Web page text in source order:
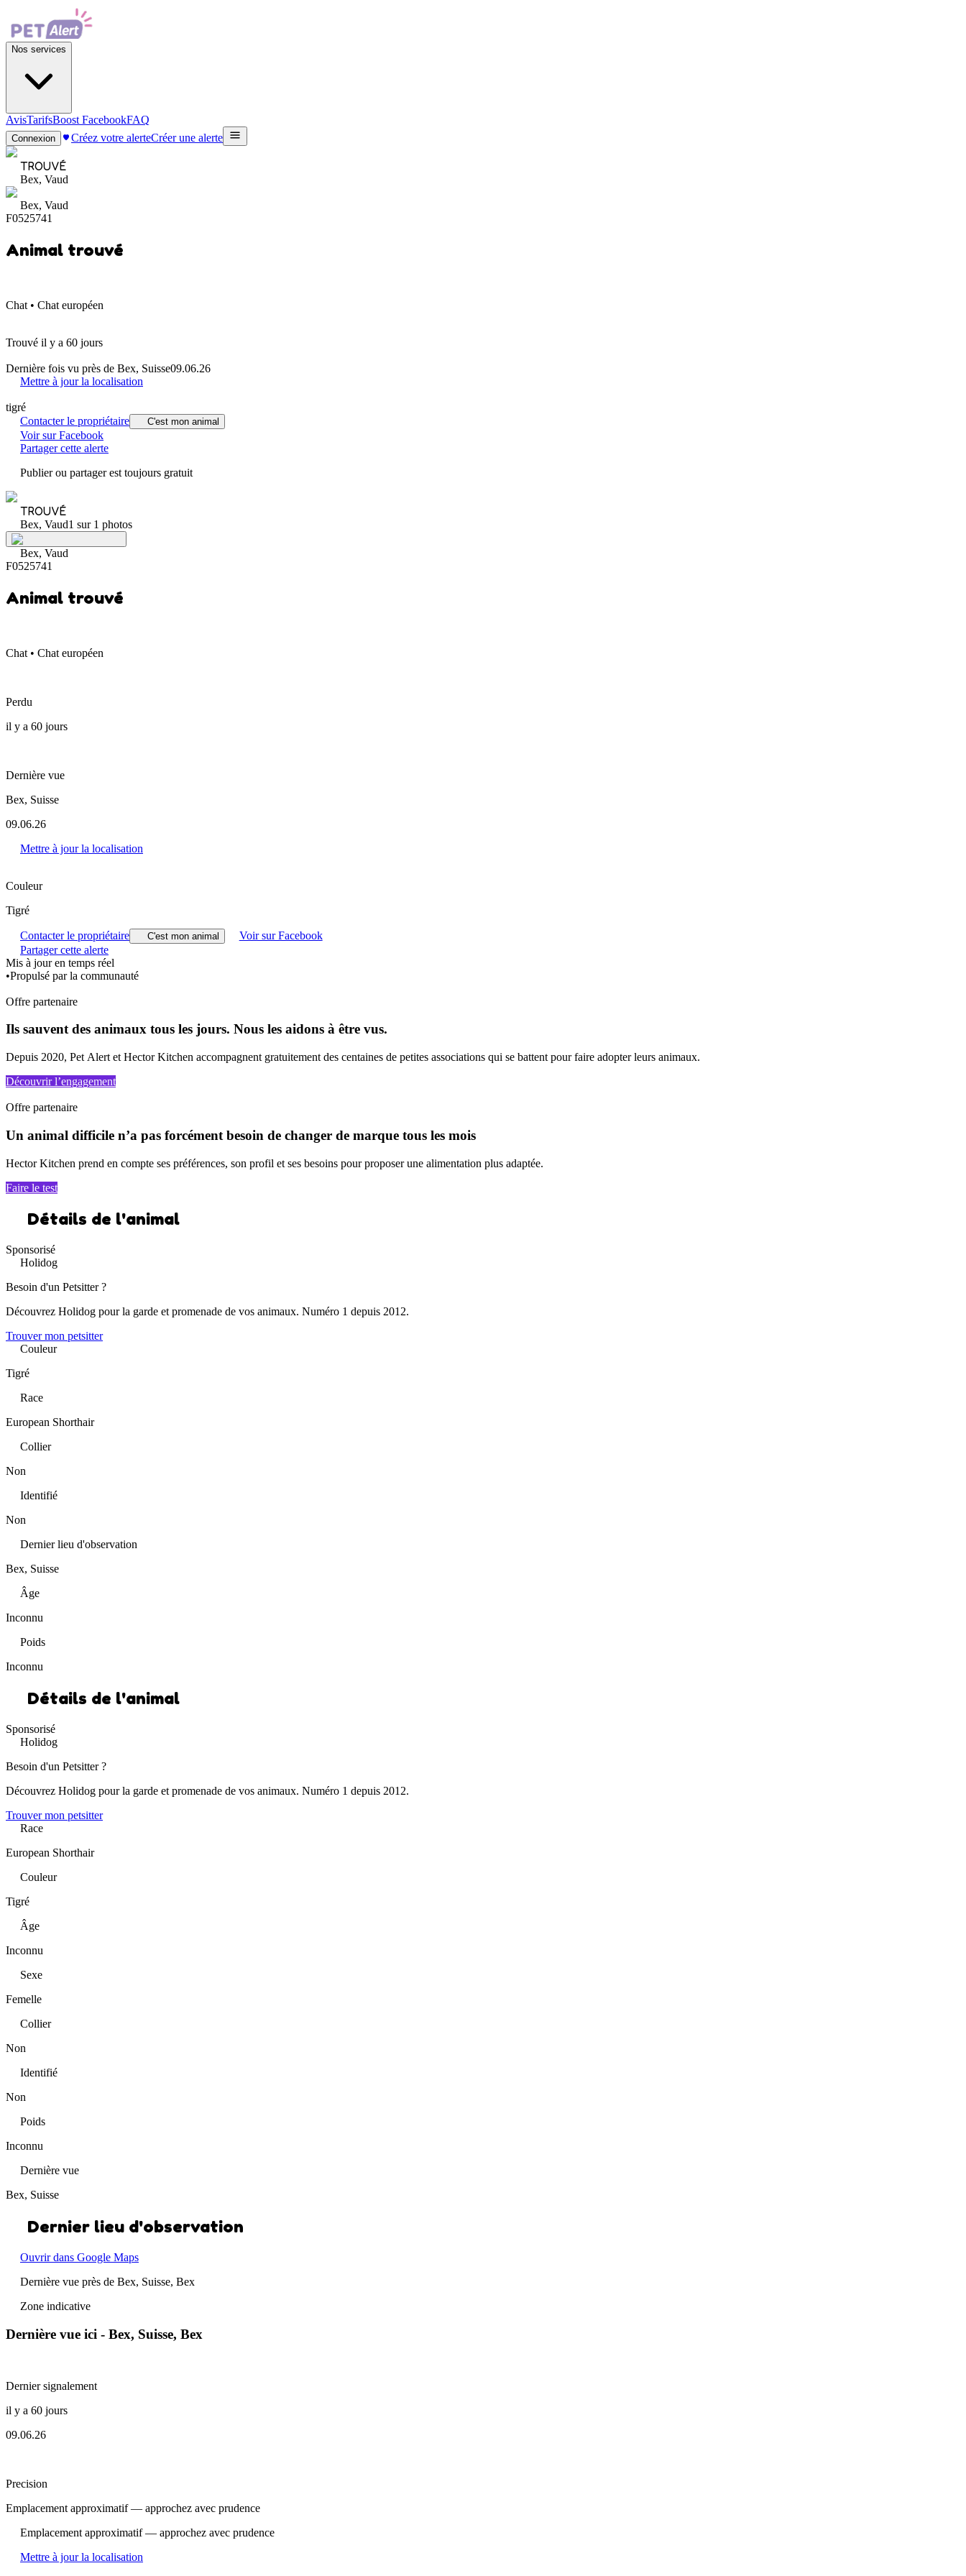
Nos services
AvisTarifsBoost FacebookFAQ
Connexion Créez votre alerteCréer une alerte
TROUVÉ
Bex, Vaud
Bex, Vaud
F0525741
Animal trouvé
Chat • Chat européen
Trouvé il y a 60 jours
Dernière fois vu près de Bex, Suisse09.06.26
Mettre à jour la localisation
tigré
Contacter le propriétaire
C'est mon animal
Voir sur Facebook
Partager cette alerte
Publier ou partager est toujours gratuit
TROUVÉ
Bex, Vaud1 sur 1 photos
Bex, Vaud
F0525741
Animal trouvé
Chat • Chat européen
Perdu
il y a 60 jours
Dernière vue
Bex, Suisse
09.06.26
Mettre à jour la localisation
Couleur
Tigré
Contacter le propriétaire C'est mon animal
Voir sur Facebook
Partager cette alerte
Mis à jour en temps réel
•Propulsé par la communauté
Offre partenaire
Ils sauvent des animaux tous les jours. Nous les aidons à être vus.
Depuis 2020, Pet Alert et Hector Kitchen accompagnent gratuitement des centaines de petites associations qui se battent pour faire adopter leurs animaux.
Découvrir l’engagement
Offre partenaire
Un animal difficile n’a pas forcément besoin de changer de marque tous les mois
Hector Kitchen prend en compte ses préférences, son profil et ses besoins pour proposer une alimentation plus adaptée.
Faire le test
Détails de l'animal
Sponsorisé
Holidog
Besoin d'un Petsitter ?
Découvrez Holidog pour la garde et promenade de vos animaux. Numéro 1 depuis 2012.
Trouver mon petsitter
Couleur
Tigré
Race
European Shorthair
Collier
Non
Identifié
Non
Dernier lieu d'observation
Bex, Suisse
Âge
Inconnu
Poids
Inconnu
Détails de l'animal
Sponsorisé
Holidog
Besoin d'un Petsitter ?
Découvrez Holidog pour la garde et promenade de vos animaux. Numéro 1 depuis 2012.
Trouver mon petsitter
Race
European Shorthair
Couleur
Tigré
Âge
Inconnu
Sexe
Femelle
Collier
Non
Identifié
Non
Poids
Inconnu
Dernière vue
Bex, Suisse
Dernier lieu d'observation
Ouvrir dans Google Maps
Dernière vue près de Bex, Suisse, Bex
Zone indicative
Dernière vue ici - Bex, Suisse, Bex
Dernier signalement
il y a 60 jours
09.06.26
Precision
Emplacement approximatif — approchez avec prudence
Emplacement approximatif — approchez avec prudence
Mettre à jour la localisation